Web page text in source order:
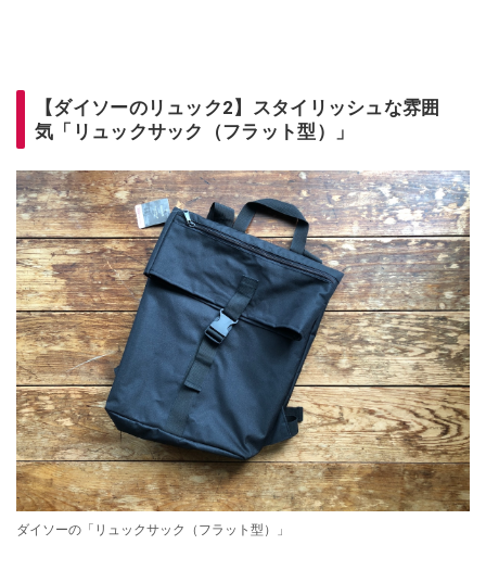
【ダイソーのリュック2】スタイリッシュな雰囲
気「リュックサック（フラット型）」
ダイソーの「リュックサック（フラット型）」